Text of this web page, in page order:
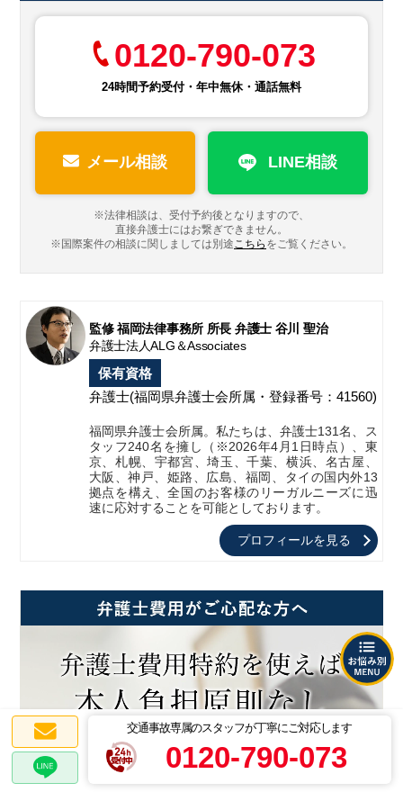
交通事故専属のスタッフが丁寧にご対応します
0120-790-073
0120-790-073
24時間予約受付・年中無休・通話無料
メール相談 LINE相談
※法律相談は、受付予約後となりますので、
直接弁護士にはお繋ぎできません。
※国際案件の相談に関しましては別途 こちら をご覧ください。
監修 福岡法律事務所 所長 弁護士 谷川 聖治
弁護士法人ALG＆Associates
保有資格
弁護士(福岡県弁護士会所属・登録番号：41560)
福岡県弁護士会所属。私たちは、弁護士131名、ス
タッフ240名を擁し（※2026年4月1日時点）、東
京、札幌、宇都宮、埼玉、千葉、横浜、名古屋、
大阪、神戸、姫路、広島、福岡、タイの国内外13
拠点を構え、全国のお客様のリーガルニーズに迅
速に応対することを可能としております。
プロフィールを見る